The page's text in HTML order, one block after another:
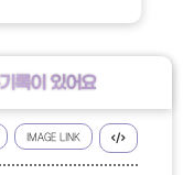
록이 있어요
IMAGE LINK